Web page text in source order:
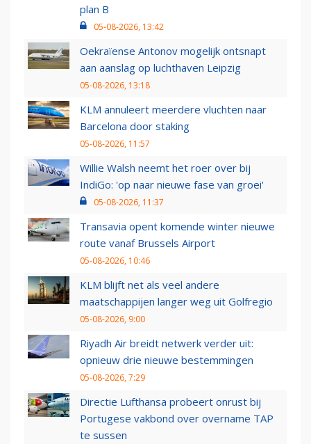
plan B
05-08-2026, 13:42
Oekraïense Antonov mogelijk ontsnapt
aan aanslag op luchthaven Leipzig
05-08-2026, 13:18
KLM annuleert meerdere vluchten naar
Barcelona door staking
05-08-2026, 11:57
Willie Walsh neemt het roer over bij
IndiGo: 'op naar nieuwe fase van groei'
05-08-2026, 11:37
Transavia opent komende winter nieuwe
route vanaf Brussels Airport
05-08-2026, 10:46
KLM blijft net als veel andere
maatschappijen langer weg uit Golfregio
05-08-2026, 9:00
Riyadh Air breidt netwerk verder uit:
opnieuw drie nieuwe bestemmingen
05-08-2026, 7:29
Directie Lufthansa probeert onrust bij
Portugese vakbond over overname TAP
te sussen